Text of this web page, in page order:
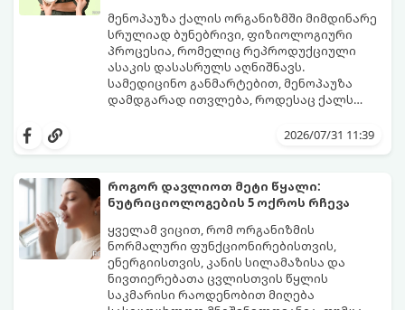
მენოპაუზა ქალის ორგანიზმში მიმდინარე
სრულიად ბუნებრივი, ფიზიოლოგიური
პროცესია, რომელიც რეპროდუქციული
ასაკის დასასრულს აღნიშნავს.
სამედიცინო განმარტებით, მენოპაუზა
დამდგარად ითვლება, როდესაც ქალს
ცვლილებები ამ მომენტამდე ბევრად ადრე
საშუალოდ 40-დან 50 წლამდე ასაკში იწყება
და შესაძლოა 4-დან 8 წლამდე
გაგრძელდეს).
იმისათვის, რომ ეს პერიოდი შფოთვის
გარეშე გაიაროთ, მნიშვნელოვანია
იცოდეთ, რა სიგნალებს გზავნის ორგანიზმი
და როგორ შეიმსუბუქოთ მდგომარეობა
მეან-გინეკოლოგებისა და
ნუტრიციოლოგების რეკომენდაციებით.
2026/07/31 11:39
როგორ დავლიოთ მეტი წყალი:
ნუტრიციოლოგების 5 ოქროს რჩევა
ყველამ ვიცით, რომ ორგანიზმის
ნორმალური ფუნქციონირებისთვის,
ენერგიისთვის, კანის სილამაზისა და
ნივთიერებათა ცვლისთვის წყლის
საკმარისი რაოდენობით მიღება